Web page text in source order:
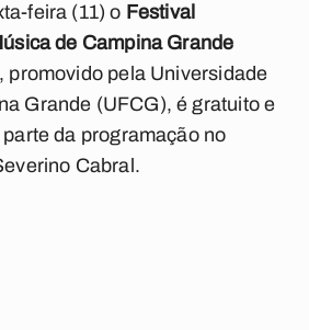
feira (11) o Festival
de Campina Grande
promovido pela Universidade
Grande (UFCG), é gratuito e
da programação no
Cabral.